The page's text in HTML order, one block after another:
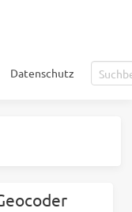
Datenschutz